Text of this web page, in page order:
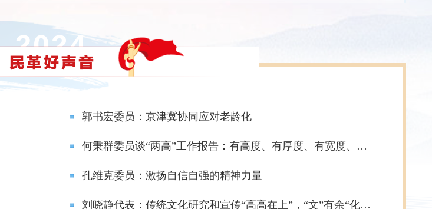
郭书宏委员：京津冀协同应对老龄化
何秉群委员谈“两高”工作报告：有高度、有厚度、有宽度、有温度、有深度、有力度
孔维克委员：激扬自信自强的精神力量
刘晓静代表：传统文化研究和宣传“高高在上”，“文”有余“化”不足